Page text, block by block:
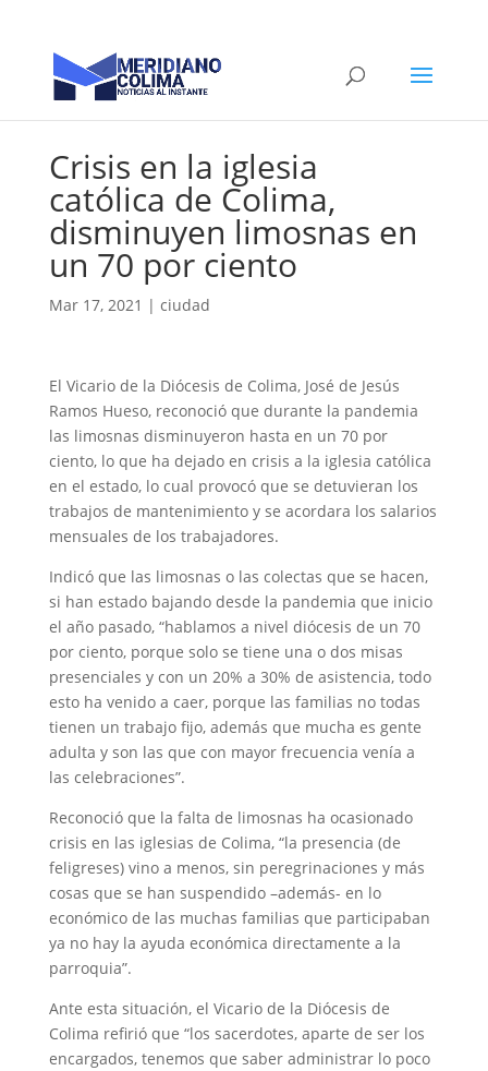
Crisis en la iglesia
católica de Colima,
disminuyen limosnas en
un 70 por ciento
Mar 17, 2021 | ciudad
El Vicario de la Diócesis de Colima, José de Jesús
Ramos Hueso, reconoció que durante la pandemia
las limosnas disminuyeron hasta en un 70 por
ciento, lo que ha dejado en crisis a la iglesia católica
en el estado, lo cual provocó que se detuvieran los
trabajos de mantenimiento y se acordara los salarios
mensuales de los trabajadores.
Indicó que las limosnas o las colectas que se hacen,
si han estado bajando desde la pandemia que inicio
el año pasado, “hablamos a nivel diócesis de un 70
por ciento, porque solo se tiene una o dos misas
presenciales y con un 20% a 30% de asistencia, todo
esto ha venido a caer, porque las familias no todas
tienen un trabajo fijo, además que mucha es gente
adulta y son las que con mayor frecuencia venía a
las celebraciones”.
Reconoció que la falta de limosnas ha ocasionado
crisis en las iglesias de Colima, “la presencia (de
feligreses) vino a menos, sin peregrinaciones y más
cosas que se han suspendido –además- en lo
económico de las muchas familias que participaban
ya no hay la ayuda económica directamente a la
parroquia”.
Ante esta situación, el Vicario de la Diócesis de
Colima refirió que “los sacerdotes, aparte de ser los
encargados, tenemos que saber administrar lo poco